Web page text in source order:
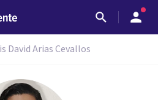
David Arias Cevallos